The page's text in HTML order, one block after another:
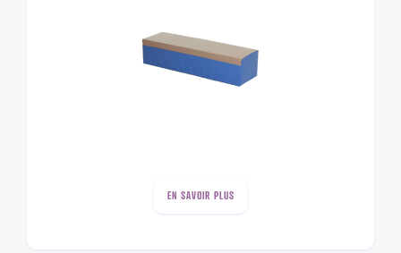
EN SAVOIR PLUS